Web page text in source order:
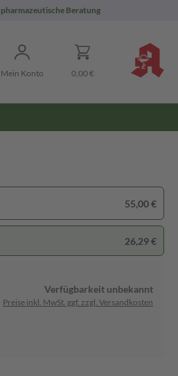
pharmazeutische Beratung
Mein Konto 0,00 €
55,00 €
26,29 €
Verfügbarkeit unbekannt
Preise inkl. MwSt. ggf. zzgl. Versandkosten